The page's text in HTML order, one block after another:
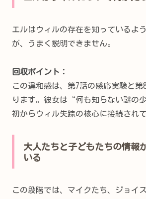
エルはウィルの存在を知っているよ
が、うまく説明できません。
回収ポイント：
この違和感は、第7話の感応実験と第
ります。彼女は“何も知らない謎の
初からウィル失踪の核心に接続されて
大人たちと子どもたちの情報
いる
この段階では、マイクたち、ジョイ